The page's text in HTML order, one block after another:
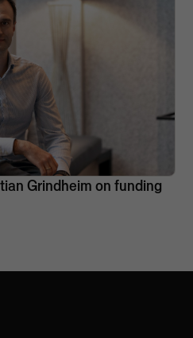
Grindheim on funding